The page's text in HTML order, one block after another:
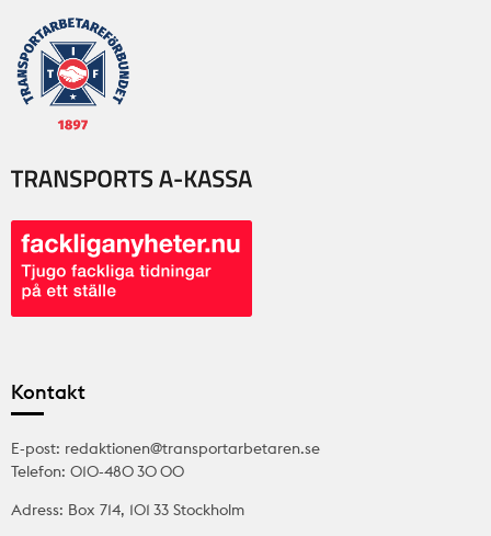
Kontakt
E-post: redaktionen@transportarbetaren.se
Telefon: 010-480 30 00
Adress: Box 714, 101 33 Stockholm